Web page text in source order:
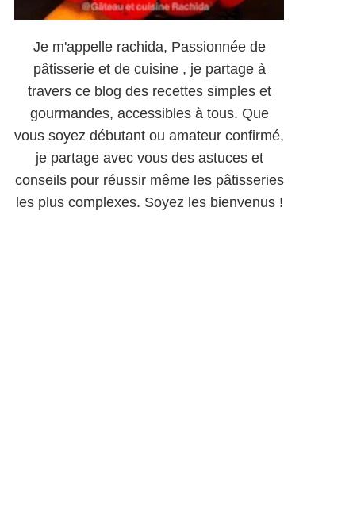
Je m'appelle rachida, Passionnée de
pâtisserie et de cuisine , je partage à
travers ce blog des recettes simples et
gourmandes, accessibles à tous. Que
vous soyez débutant ou amateur confirmé,
je partage avec vous des astuces et
conseils pour réussir même les pâtisseries
les plus complexes. Soyez les bienvenus !